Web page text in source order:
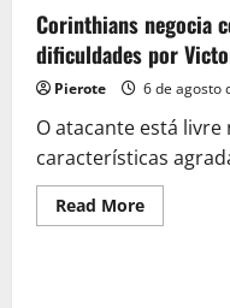
Corinthians negocia
dificuldades por
Pierote 6 de agosto
O atacante está
características
Read MoreRead
more